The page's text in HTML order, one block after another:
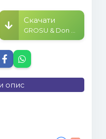
Скачати
опис